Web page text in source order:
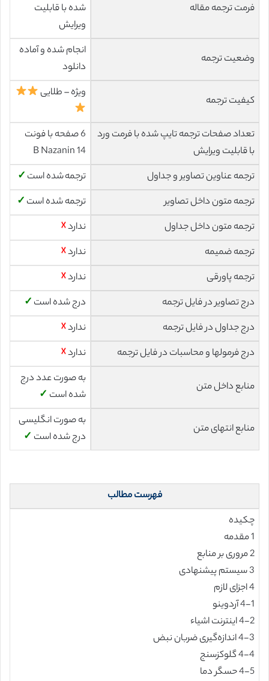
فرمت ترجمه مقاله
شده با قابلیت
ویرایش
وضعیت ترجمه
انجام شده و آماده
دانلود
کیفیت ترجمه
ویژه – طلایی
تعداد صفحات ترجمه تایپ شده با فرمت ورد
با قابلیت ویرایش
6 صفحه با فونت
14 B Nazanin
ترجمه عناوین تصاویر و جداول
ترجمه شده است ✓
ترجمه متون داخل تصاویر
ترجمه شده است ✓
ترجمه متون داخل جداول
ندارد☓
ترجمه ضمیمه
ندارد☓
ترجمه پاورقی
ندارد☓
درج تصاویر در فایل ترجمه
درج شده است ✓
درج جداول در فایل ترجمه
ندارد☓
درج فرمولها و محاسبات در فایل ترجمه
ندارد☓
منابع داخل متن
به صورت عدد درج
شده است ✓
منابع انتهای متن
به صورت انگلیسی
درج شده است ✓
فهرست مطالب
چکیده
1 مقدمه
2 مروری بر منابع
3 سیستم پیشنهادی
4 اجزای لازم
4-1 آردوینو
4-2 اینترنت اشیاء
4-3 اندازه‌گیری ضربان نبض
4-4 گلوکزسنج
4-5 حسگر دما